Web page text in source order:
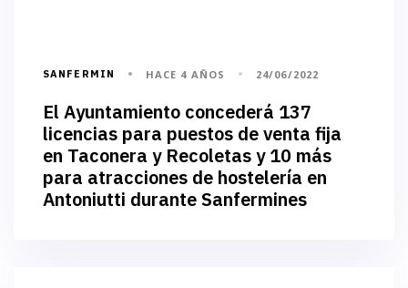
SANFERMIN HACE 4 AÑOS 24/06/2022
El Ayuntamiento concederá 137
licencias para puestos de venta fija
en Taconera y Recoletas y 10 más
para atracciones de hostelería en
Antoniutti durante Sanfermines